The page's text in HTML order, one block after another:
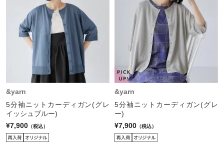
&yarn
5分袖ニットカーディガン(グレ
イッシュブルー)
¥7,900 （税込）
&yarn
5分袖ニットカーディガン(グレ
ー)
¥7,900 （税込）